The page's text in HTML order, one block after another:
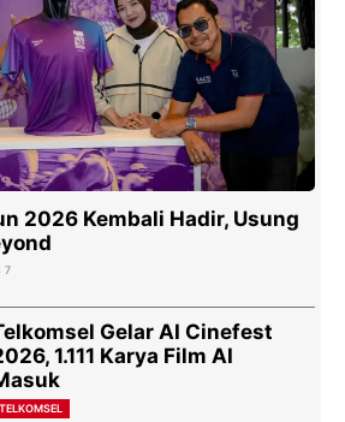
2026 Kembali Hadir, Usung
7
Gelar AI Cinefest
1.111 Karya Film AI
TELKOMSEL